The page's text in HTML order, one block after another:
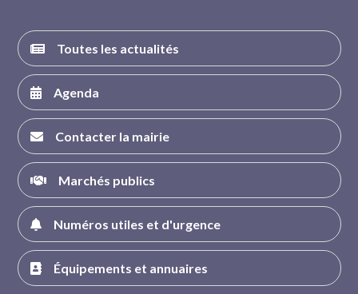
Toutes les actualités
Agenda
Contacter la mairie
Marchés publics
Numéros utiles et d'urgence
Équipements et annuaires